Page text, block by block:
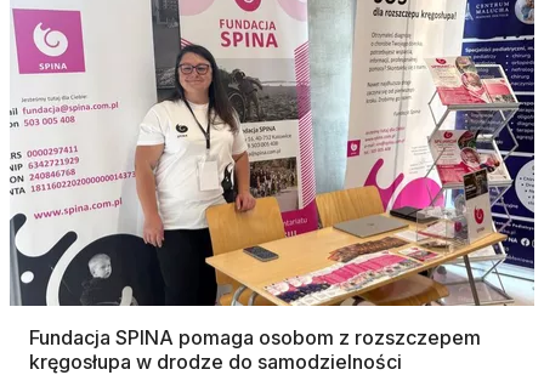
Fundacja SPINA pomaga osobom z rozszczepem
kręgosłupa w drodze do samodzielności